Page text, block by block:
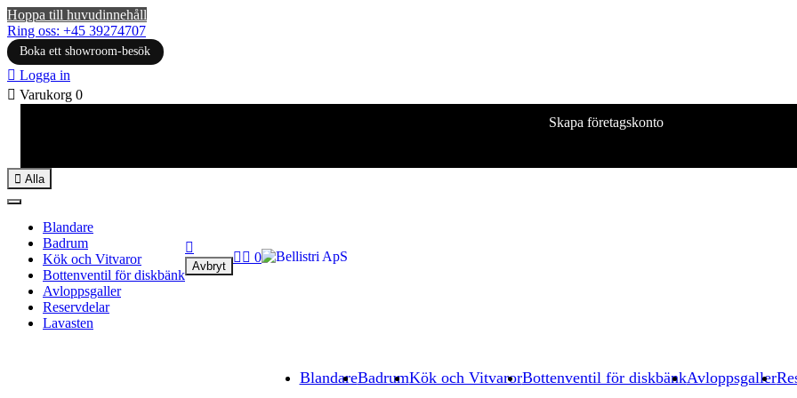
Hoppa till huvudinnehåll
Ring oss: +45 39274707
Boka ett showroom-besök
 Logga in
 Varukorg 0
Skapa företagskonto
BlandareBadrumKök och VitvarorBottenventil för diskbänkAvloppsgaller
 Alla
Blandare
Badrum
Kök och Vitvaror
Bottenventil för diskbänk
Avloppsgaller
Reservdelar
Lavasten

Avbryt
  0